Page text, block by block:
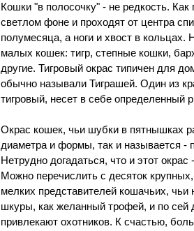
Кошки "в полосочку" - не редкость.
светлом фоне и проходят от центра
полумесяца, а ноги и хвост в
малых кошек: тигр, степные кошки,
другие. Тигровый окрас типичен для
обычно называли Тиграшей. Один из
тигровый, несет в себе определенный
Окрас кошек, чьи шубки в пятнышках
диаметра и формы, так и называется -
Нетрудно догадаться, что и этот окрас
Можно перечислить с десяток
мелких представителей кошачьих, чьи
шкуры, как желанный трофей, и по сей
привлекают охотников. К счастью,